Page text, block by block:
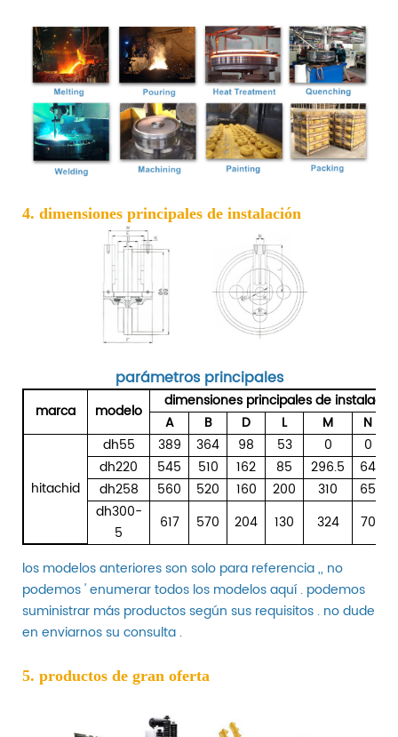
4. dimensiones principales de instalación
parámetros principales
marca modelo
dimensiones principales de
A
B D L M N
hitachid
dh55 389 364 98 53 0 0
dh220
545 510 162 85 296.5 64
dh258
560 520 160 200 310 65
dh300-
5
617 570 204 130 324 70
los modelos anteriores son solo para referencia ,, no
podemos ' enumerar todos los modelos aquí . podemos
suministrar más productos según sus requisitos . no dude
en enviarnos su consulta .
5. productos de gran oferta